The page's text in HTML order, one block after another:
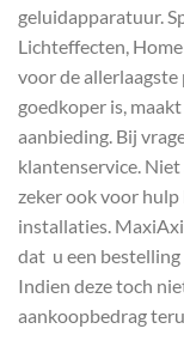
geluidapparatuur.
Lichteffecten,
voor de
goedkoper is,
aanbieding. Bij
klantenservice.
zeker ook voor
installaties.
dat u een
Indien deze toch
aankoopbedrag